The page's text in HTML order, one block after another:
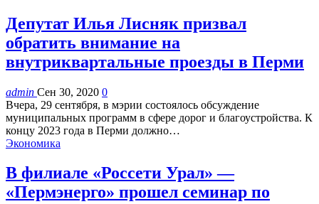
​Депутат Илья Лисняк призвал
обратить внимание на
внутриквартальные проезды в Перми
admin Сен 30, 2020 0
Вчера, 29 сентября, в мэрии состоялось обсуждение
муниципальных программ в сфере дорог и благоустройства. К
концу 2023 года в Перми должно…
Экономика
В филиале «Россети Урал» —
«Пермэнерго» прошел семинар по